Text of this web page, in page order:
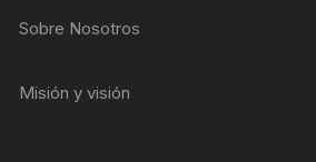
Sobre Nosotros
Misión y visión